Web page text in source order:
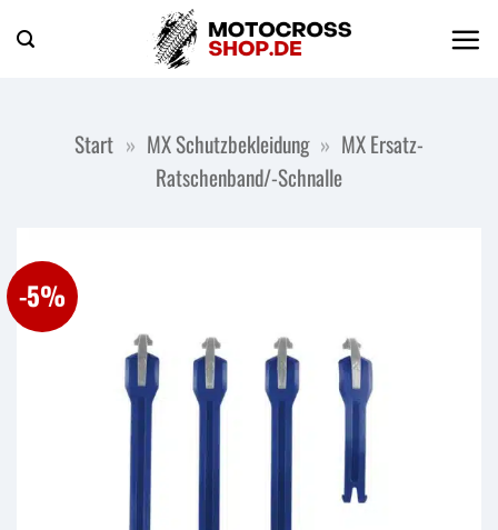
Inhalt
Start » MX Schutzbekleidung » MX Ersatz-
Ratschenband/-Schnalle
-5%